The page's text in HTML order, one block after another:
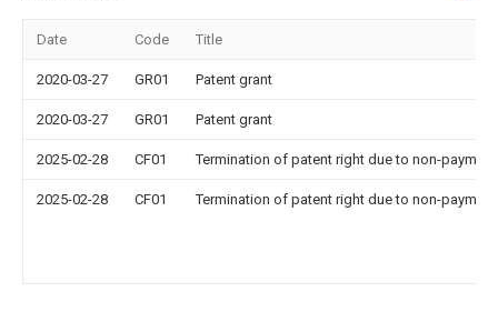
Date Code Title
2020-03-27 GR01 Patent grant
2020-03-27 GR01 Patent grant
2025-02-28 CF01 Termination of patent right due to non-
2025-02-28 CF01 Termination of patent right due to non-